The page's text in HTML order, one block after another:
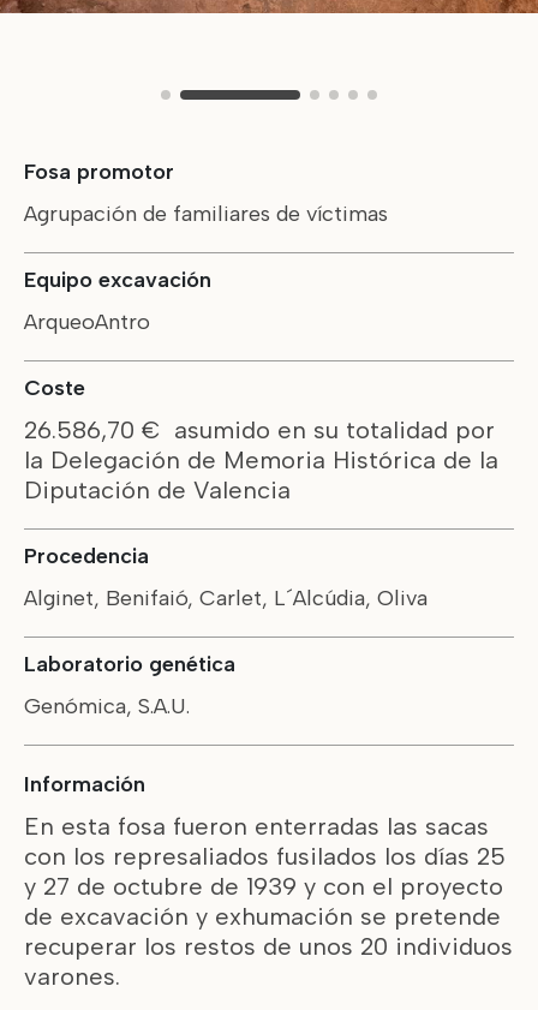
Fosa promotor
Agrupación de familiares de víctimas
Equipo excavación
ArqueoAntro
Coste
26.586,70 € asumido en su totalidad por
la Delegación de Memoria Histórica de la
Diputación de Valencia
Procedencia
Alginet, Benifaió, Carlet, L´Alcúdia, Oliva
Laboratorio genética
Genómica, S.A.U.
Información
En esta fosa fueron enterradas las sacas
con los represaliados fusilados los días 25
y 27 de octubre de 1939 y con el proyecto
de excavación y exhumación se pretende
recuperar los restos de unos 20 individuos
varones.